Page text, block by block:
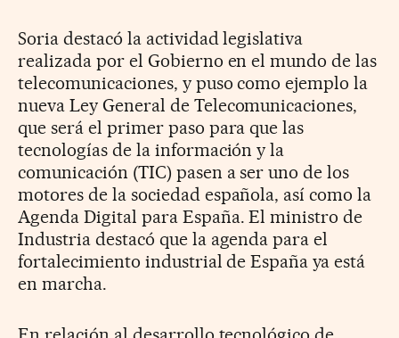
Soria destacó la actividad legislativa
realizada por el Gobierno en el mundo de las
telecomunicaciones, y puso como ejemplo la
nueva Ley General de Telecomunicaciones,
que será el primer paso para que las
tecnologías de la información y la
comunicación (TIC) pasen a ser uno de los
motores de la sociedad española, así como la
Agenda Digital para España. El ministro de
Industria destacó que la agenda para el
fortalecimiento industrial de España ya está
en marcha.